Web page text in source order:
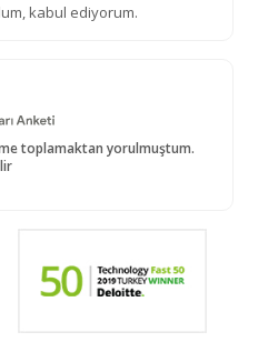
kabul ediyorum.
toplamaktan yorulmuştum.